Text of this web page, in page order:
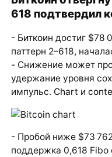
618 подтвердил
- Биткоин достиг $78
паттерн 2–618,
- Снижение может
удержание уровня
импульс. Chart и
- Пробой ниже $73
поддержка 0,618 Fibo